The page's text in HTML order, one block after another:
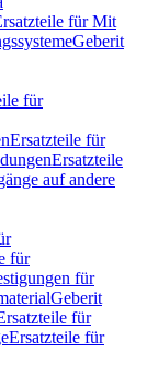
für Mit
Geberit
für
Ersatzteile für
Ersatzteile
auf andere
für
für
Geberit
für
Ersatzteile für